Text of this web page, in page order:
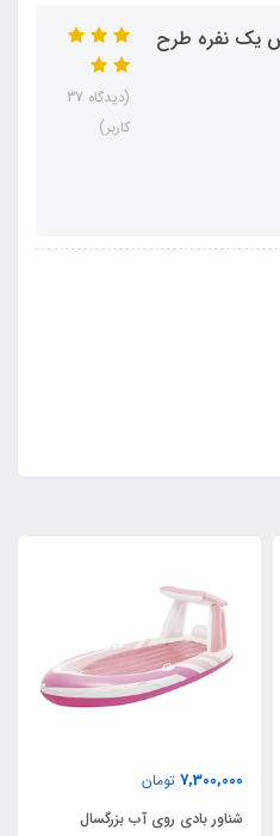
یک نفره طرح
(دیدگاه 37
کاربر)
8,900,000
شناور بادی روی آب تکنفره